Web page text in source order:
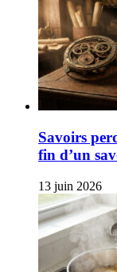
Savoirs
fin d’un
13 juin 2026